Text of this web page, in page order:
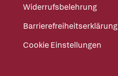
Widerrufsbelehrung
Barrierefreiheitserklärung
Cookie Einstellungen